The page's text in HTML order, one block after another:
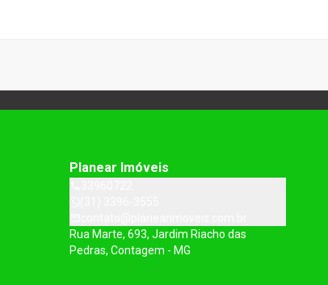
Planear Imóveis
Rua Marte, 693, Jardim Riacho das
Pedras, Contagem - MG